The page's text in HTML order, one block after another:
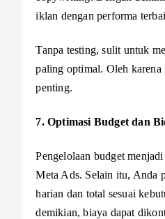
iklan dengan performa
Tanpa testing, sulit untuk
paling optimal. Oleh
penting.
7. Optimasi Budget dan
Pengelolaan budget
Meta Ads. Selain itu, Anda
harian dan total sesuai
demikian, biaya dapat